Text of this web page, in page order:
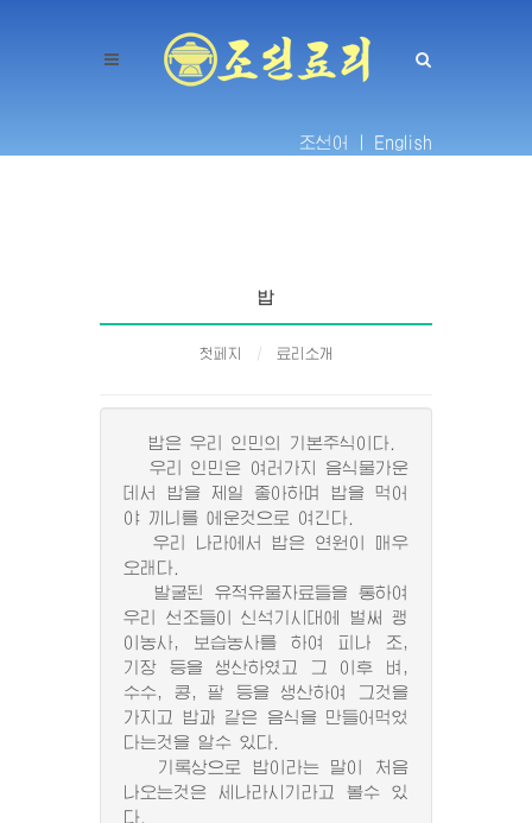
조선어 | English
밥
첫페지 료리소개
밥은 우리 인민의 기본주식이다.
우리 인민은 여러가지 음식물가운
데서 밥을 제일 좋아하며 밥을 먹어
야 끼니를 에운것으로 여긴다.
우리 나라에서 밥은 연원이 매우
오래다.
발굴된 유적유물자료들을 통하여
우리 선조들이 신석기시대에 벌써 괭
이농사, 보습농사를 하여 피나 조,
기장 등을 생산하였고 그 이후 벼,
수수, 콩, 팥 등을 생산하여 그것을
가지고 밥과 같은 음식을 만들어먹었
다는것을 알수 있다.
기록상으로 밥이라는 말이 처음
나오는것은 세나라시기라고 볼수 있
다.